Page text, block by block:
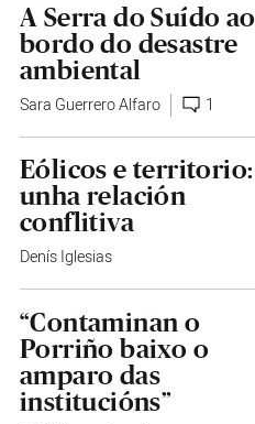
A Serra do Suído ao
bordo do desastre
ambiental
Sara Guerrero Alfaro 1
Eólicos e territorio:
unha relación
conflitiva
Denís Iglesias
“Contaminan o
Porriño baixo o
amparo das
institucións”